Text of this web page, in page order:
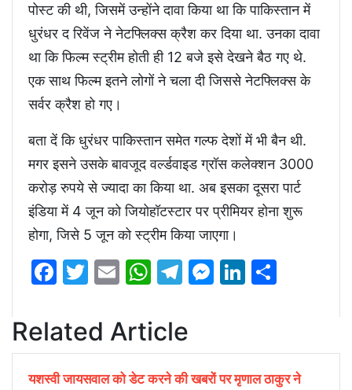
पोस्ट की थी, जिसमें उन्होंने दावा किया था कि पाकिस्तान में
धुरंधर द रिवेंज ने नेटफ्लिक्स क्रैश कर दिया था. उनका दावा
था कि फिल्म स्ट्रीम होती ही 12 बजे इसे देखने बैठ गए थे.
एक साथ फिल्म इतने लोगों ने चला दी जिससे नेटफ्लिक्स के
सर्वर क्रैश हो गए।
बता दें कि धुरंधर पाकिस्तान समेत गल्फ देशों में भी बैन थी.
मगर इसने उसके बावजूद वर्ल्डवाइड ग्रॉस कलेक्शन 3000
करोड़ रुपये से ज्यादा का किया था. अब इसका दूसरा पार्ट
इंडिया में 4 जून को जियोहॉटस्टार पर प्रीमियर होना शुरू
होगा, जिसे 5 जून को स्ट्रीम किया जाएगा।
Facebook
Twitter
EmailWhatsApp
Telegram
Messenger
LinkedIn
Related Article
यशस्वी जायसवाल को डेट करने की खबरों पर मृणाल ठाकुर ने